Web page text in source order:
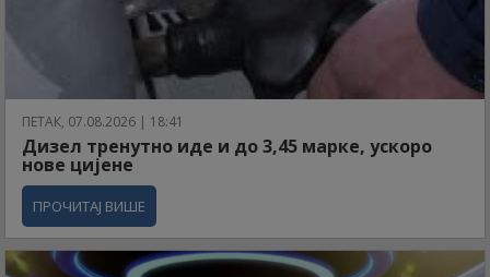
ПЕТАК, 07.08.2026 | 18:41
Дизел тренутно иде и до 3,45 марке, ускоро
нове цијене
ПРОЧИТАЈ ВИШЕ